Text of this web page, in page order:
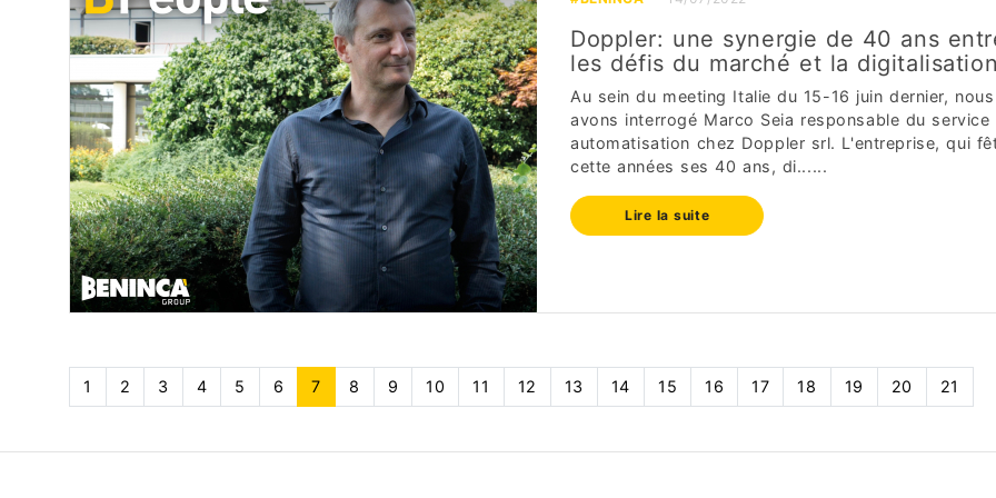
Doppler: une synergie de 40 ans
les défis du marché et la digitalisation
Au sein du meeting Italie du 15-16 juin dernier, nous
avons interrogé Marco Seia responsable du service
automatisation chez Doppler srl. L'entreprise, qui
cette années ses 40 ans, di......
Lire la suite
1 2 3 4 5 6 7 (current)
8 9 10 11 12 13 14 15 16 17 18 19 20 21